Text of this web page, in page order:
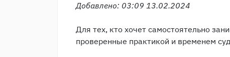
Добавлено: 03:09 13.02.2024
Для тех, кто хочет самостоятельно
проверенные практикой и временем